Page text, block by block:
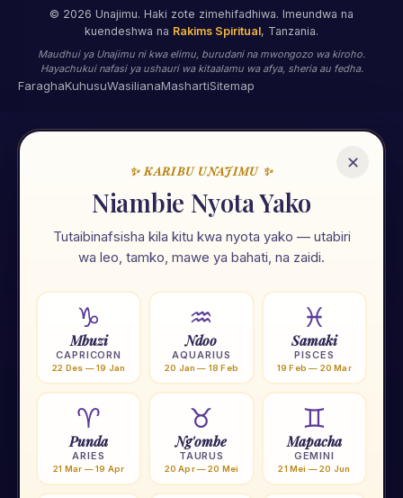
© 2026 Unajimu. Haki zote zimehifadhiwa. Imeundwa na
kuendeshwa na Rakims Spiritual, Tanzania.
Maudhui ya Unajimu ni kwa elimu, burudani na mwongozo wa kiroho.
Hayachukui nafasi ya ushauri wa kitaalamu wa afya, sheria au fedha.
FaraghaKuhusuWasilianaMashartiSitemap
✕
✨ KARIBU UNAJIMU ✨
Niambie Nyota Yako
Tutaibinafsisha kila kitu kwa nyota yako — utabiri
wa leo, tamko, mawe ya bahati, na zaidi.
♑
Mbuzi
CAPRICORN
22 Des — 19 Jan
♒
Ndoo
AQUARIUS
20 Jan — 18 Feb
♓
Samaki
PISCES
19 Feb — 20 Mar
♈
Punda
ARIES
21 Mar — 19 Apr
♉
Ng'ombe
TAURUS
20 Apr — 20 Mei
♊
Mapacha
GEMINI
21 Mei — 20 Jun
🌟
Unajimu App
107 za kiroho. Zote kwa Kiswahili, zote mkononi mwako.
Nyota 12 🔢 Numerolojia 🌙 Mwezi
🟠 Chakra 🧗 Yoga 🕐 Tafakari 💎 Crystal
★ Pakua Unajimu App — BURE